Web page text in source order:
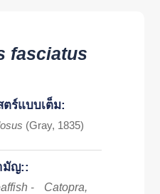
fasciatus
ร์แบบเต็ม:
(Gray, 1835)
มัญ::
-
Catopra,